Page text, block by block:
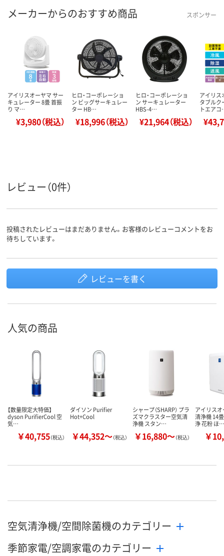
メーカーからのおすすめ商品 スポンサー
アイリスオーヤマ サー
キュレーター 8畳 首振
り マ…
¥3,980（税込）
ヒロ・コーポレーショ
ン ビッグサーキュレー
ター HB…
¥18,996（税込）
ヒロ・コーポレーショ
ン サーキュレーター
HBS-4…
¥21,964（税込）
アイリス
タブルク
トエア
レビュー（0件）
投稿されたレビューはまだありません。お客様のレビューコメントをお
待ちしています。
レビューを書く
人気の商品
【数量限定大特価】
dyson PurifierCool 空
気…
￥40,755（税込）
ダイソン Purifier
Hot+Cool
￥44,352～（税込）
シャープ（SHARP） プラ
ズマクラスター空気清
浄機 スタン…
￥16,880～（税込）
アイリス
清浄機 14
浄 花粉 ほ…
￥
空気清浄機/空間除菌機のカテゴリー
季節家電/空調家電のカテゴリー